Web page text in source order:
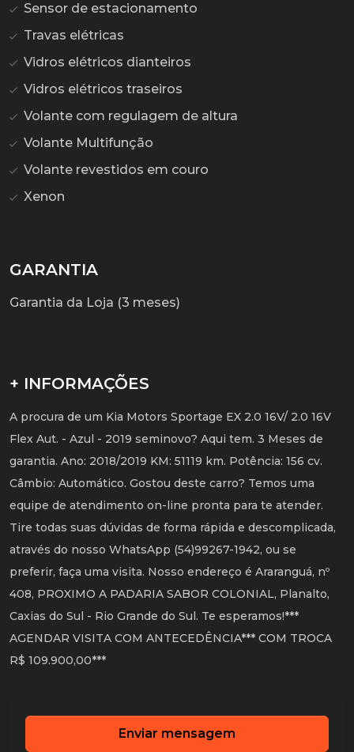
Sensor de estacionamento
Travas elétricas
Vidros elétricos dianteiros
Vidros elétricos traseiros
Volante com regulagem de altura
Volante Multifunção
Volante revestidos em couro
Xenon
GARANTIA
Garantia da Loja (3 meses)
+ INFORMAÇÕES
A procura de um Kia Motors Sportage EX 2.0 16V/ 2.0 16V
Flex Aut. - Azul - 2019 seminovo? Aqui tem. 3 Meses de
garantia. Ano: 2018/2019 KM: 51119 km. Potência: 156 cv.
Câmbio: Automático. Gostou deste carro? Temos uma
equipe de atendimento on-line pronta para te atender.
Tire todas suas dúvidas de forma rápida e descomplicada,
através do nosso WhatsApp (54)99267-1942, ou se
preferir, faça uma visita. Nosso endereço é Araranguá, nº
408, PROXIMO A PADARIA SABOR COLONIAL, Planalto,
Caxias do Sul - Rio Grande do Sul. Te esperamos!***
AGENDAR VISITA COM ANTECEDÊNCIA*** COM TROCA
R$ 109.900,00***
Enviar mensagem